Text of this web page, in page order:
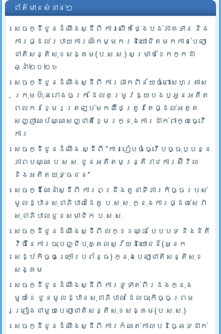
ព័ត៌មានសំខាន់ៗ
សេចក្ដីជូនដំណឹងស្ដីពី ការលើកថ្ងៃបង់ភាគទាន និង
ការផ្ដល់របាយការណ៍កម្មករនិយោជិតមកកាន់បេឡា
ជាតិសន្តិសុខសង្គម(ប.ស.ស.) សម្រាប់ខែកក្កដា
ឆ្នាំ២០២៦
សេចក្ដីជូនដំណឹងស្ដីពី ការផាកពិន័យចំពោះសហគ្រាស
ក្រុមហ៊ុន រោងចក្រ ដែលតម្រូវឱ្យបងប្អូនអតីត
ពលករខ្មែរត្រឡប់មកពីថៃត្រូវតែផ្ដល់អត្ត
សញ្ញាណប័ណ្ណសញ្ជាតិខ្មែរក្នុងការដាក់ពាក្យធ្វើ
ការ
សេចក្ដីជូនដំណឹង ស្ដីពី “ការរៀបចំធ្វើបច្ចុប្បន្ន
ភាពបណ្ណ ប.ស.ស. ជូនអតីតមន្ត្រីរាជការស៊ីវិល
និងអតីតយុទ្ធជន”
សេចក្ដីណែនាំស្ដីពី ការពង្រឹងតួនាទីភារកិច្ចរបស់
មូលដ្ឋានសុខាភិបាលដៃគូ ប.­ស.ស. ក្នុងការផ្ដល់សេវា
សុខាភិបាលជូនសមាជិក ប.ស.ស.
សេចក្ដីជូនដំណឹងស្ដីពី លក្ខខណ្ឌ បែបបទ និងនិតី
វិធីនៃការចុះបញ្ជីបុគ្គលស្វ័យនិយោជន៍(អ្នក
សេដ្ឋកិច្ចក្រៅប្រព័ន្ធ) ក្នុងបេឡាជាតិសន្តិសុខ
សង្គម
សេចក្ដីជូនដំណឹងស្ដីពី ការទូទាត់ពីរដងក្នុង
មួយខែ ជូនមូលដ្ឋានសុខាភិបាល ដែលចុះកិច្ចព្រម
ព្រៀងជាមួយបេឡាជាតិសន្តិសុខសង្គម(ប.ស.ស.)
សេចក្ដីជូនដំណឹងស្ដីពី ការកំណត់កាលបរិច្ឆេទដាក់